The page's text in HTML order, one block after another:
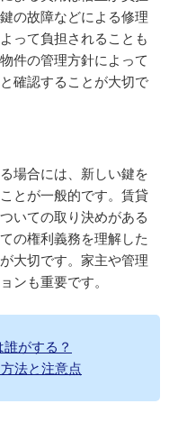
の故障などによる修理
って負担されることも
件の管理方針によって
確認することが大切で
場合には、新しい鍵を
とが一般的です。賃貸
いての取り決めがある
の権利義務を理解した
大切です。家主や管理
ンも重要です。
がする？
法と注意点